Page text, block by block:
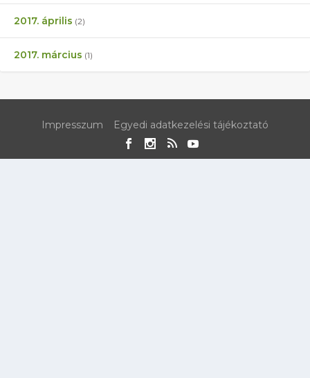
2017. április (2)
2017. március (1)
Impresszum Egyedi adatkezelési tájékoztató